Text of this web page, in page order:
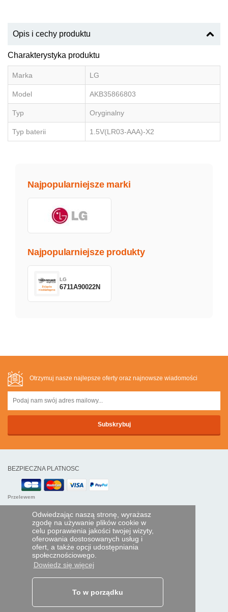
Odwiedzając naszą stronę, wyrażasz
zgodę na używanie plików cookie w
celu poprawienia jakości twojej wizyty,
oferowania dostosowanych usług i
ofert, a także opcji udostępniania
społecznościowego.
Dowiedz się więcej
To w porządku
Opis i cechy produktu
Charakterystyka produktu
Marka LG
Model AKB35866803
Typ Oryginalny
Typ baterii 1.5V(LR03-AAA)-X2
Najpopularniejsze marki
Najpopularniejsze produkty
LG
6711A90022N
Otrzymuj nasze najlepsze oferty oraz najnowsze wiadomości
BEZPIECZNA PLATNOSC
Przelewem
POMOC I USŁUGI
Śledź swoje zamówienie
PILOTY EXPRESS
Kim jesteśmy?
Dane osobowe
ORAZ NA ŚWIECIE: